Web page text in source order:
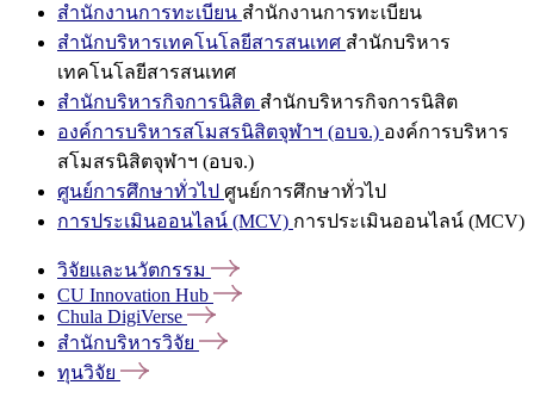
สำนักงานการทะเบียน สำนักงานการทะเบียน
สำนักบริหารเทคโนโลยีสารสนเทศ สำนักบริหาร
เทคโนโลยีสารสนเทศ
สำนักบริหารกิจการนิสิต สำนักบริหารกิจการนิสิต
องค์การบริหารสโมสรนิสิตจุฬาฯ (อบจ.) องค์การบริหาร
สโมสรนิสิตจุฬาฯ (อบจ.)
ศูนย์การศึกษาทั่วไป ศูนย์การศึกษาทั่วไป
การประเมินออนไลน์ (MCV) การประเมินออนไลน์ (MCV)
วิจัยและนวัตกรรม
CU Innovation Hub
Chula DigiVerse
สำนักบริหารวิจัย
ทุนวิจัย